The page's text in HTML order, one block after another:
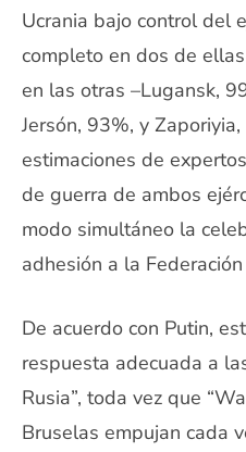
Ucrania bajo control del
completo en dos de
en las otras –Lugansk,
Jersón, 93%, y
estimaciones de
de guerra de ambos
modo simultáneo la
adhesión a la Federación
De acuerdo con Putin,
respuesta adecuada a
Rusia”, toda vez que
Bruselas empujan cada